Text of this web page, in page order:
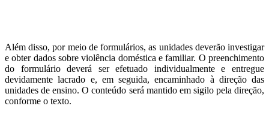
Além disso, por meio de formulários, as unidades deverão investigar
e obter dados sobre violência doméstica e familiar. O preenchimento
do formulário deverá ser efetuado individualmente e entregue
devidamente lacrado e, em seguida, encaminhado à direção das
unidades de ensino. O conteúdo será mantido em sigilo pela direção,
conforme o texto.